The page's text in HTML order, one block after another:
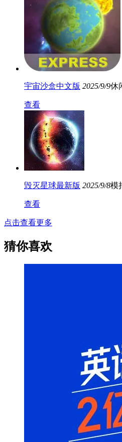
宇宙沙盒中文版 2025/9/9休
查看
毁灭星球最新版 2025/9/8模
查看
点击查看更多
猜你喜欢